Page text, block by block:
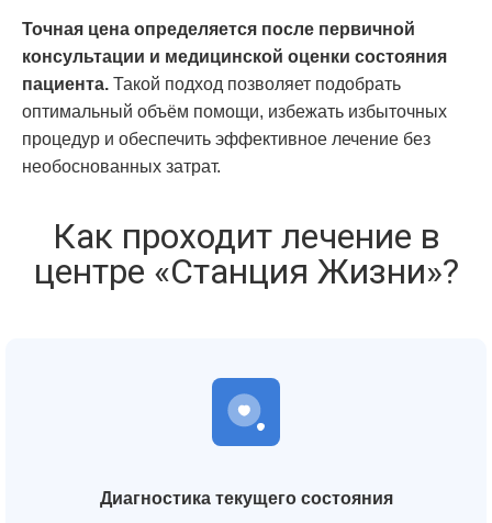
Точная цена определяется после первичной
консультации и медицинской оценки состояния
пациента. Такой подход позволяет подобрать
оптимальный объём помощи, избежать избыточных
процедур и обеспечить эффективное лечение без
необоснованных затрат.
Как проходит лечение в
центре «Станция Жизни»?
Диагностика текущего состояния